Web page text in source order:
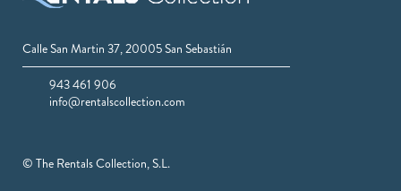
Calle San Martin 37, 20005 San Sebastián
943 461 906
info@rentalscollection.com
© The Rentals Collection, S.L.